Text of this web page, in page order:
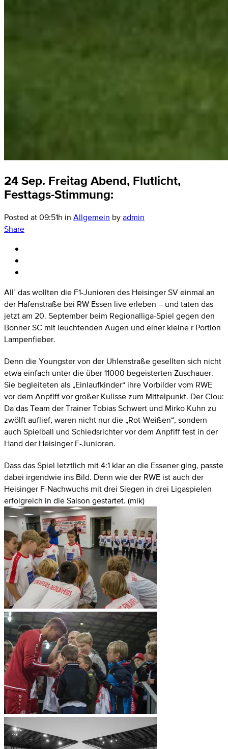
24 Sep. Freitag Abend, Flutlicht,
Festtags-Stimmung:
Posted at 09:51h in Allgemein byadmin
Share
All´ das wollten die F1-Junioren des Heisinger SV einmal an
der Hafenstraße bei RW Essen live erleben – und taten das
jetzt am 20. September beim Regionalliga-Spiel gegen den
Bonner SC mit leuchtenden Augen und einer kleine r Portion
Lampenfieber.
Denn die Youngster von der Uhlenstraße gesellten sich nicht
etwa einfach unter die über 11000 begeisterten Zuschauer.
Sie begleiteten als „Einlaufkinder“ ihre Vorbilder vom RWE
vor dem Anpfiff vor großer Kulisse zum Mittelpunkt. Der Clou:
Da das Team der Trainer Tobias Schwert und Mirko Kuhn zu
zwölft auflief, waren nicht nur die „Rot-Weißen“, sondern
auch Spielball und Schiedsrichter vor dem Anpfiff fest in der
Hand der Heisinger F-Junioren.
Dass das Spiel letztlich mit 4:1 klar an die Essener ging, passte
dabei irgendwie ins Bild. Denn wie der RWE ist auch der
Heisinger F-Nachwuchs mit drei Siegen in drei Ligaspielen
erfolgreich in die Saison gestartet. (mik)